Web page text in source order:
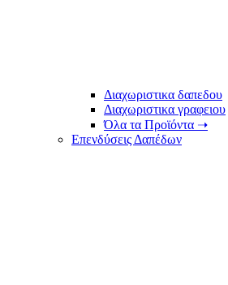
Διαχωριστικα δαπεδου
Διαχωριστικα γραφειου
Όλα τα Προϊόντα ➝
Επενδύσεις Δαπέδων